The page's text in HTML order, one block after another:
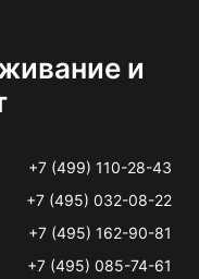
и
+7 (499) 110-28-43
+7 (495) 032-08-22
+7 (495) 162-90-81
+7 (495) 085-74-61